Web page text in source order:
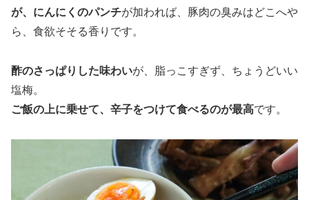
が、にんにくのパンチが加われば、豚肉の臭みはどこへや
ら、食欲そそる香りです。
酢のさっぱりした味わいが、脂っこすぎず、ちょうどいい
塩梅。
ご飯の上に乗せて、辛子をつけて食べるのが最高です。